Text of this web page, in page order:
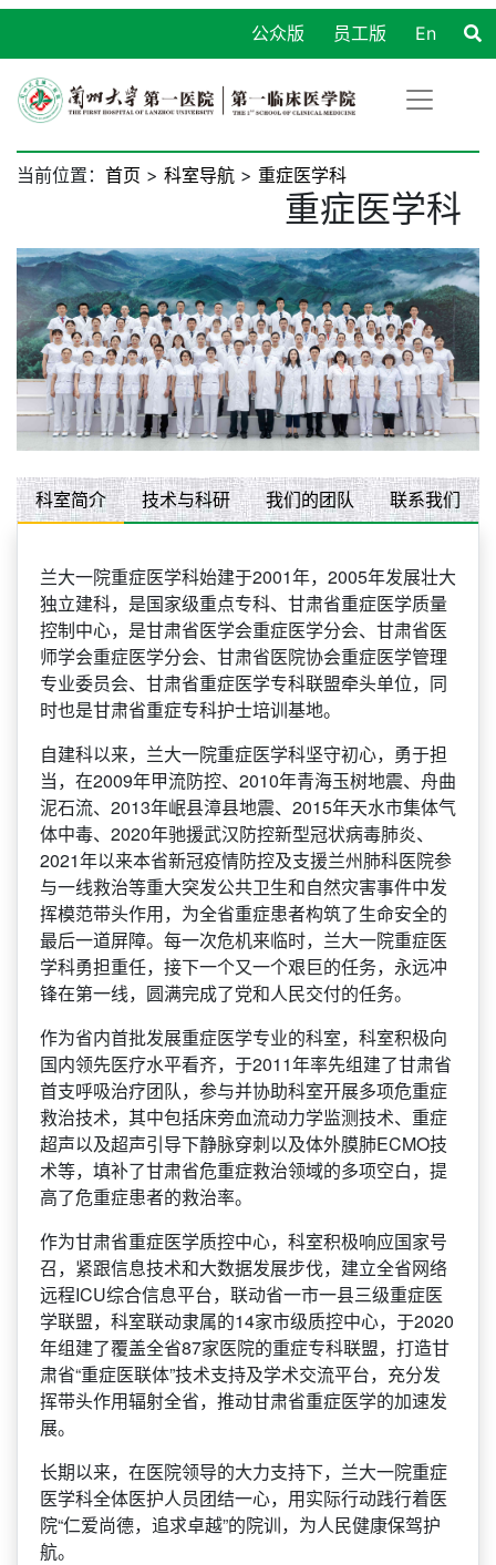
En
员工版
公众版
当前位置： 首页 > 科室导航 > 重症医学科
重症医学科
科室简介 技术与科研 我们的团队 联系我们
兰大一院重症医学科始建于2001年，2005年发展壮大
独立建科，是国家级重点专科、甘肃省重症医学质量
控制中心，是甘肃省医学会重症医学分会、甘肃省医
师学会重症医学分会、甘肃省医院协会重症医学管理
专业委员会、甘肃省重症医学专科联盟牵头单位，同
时也是甘肃省重症专科护士培训基地。
自建科以来，兰大一院重症医学科坚守初心，勇于担
当，在2009年甲流防控、2010年青海玉树地震、舟曲
泥石流、2013年岷县漳县地震、2015年天水市集体气
体中毒、2020年驰援武汉防控新型冠状病毒肺炎、
2021年以来本省新冠疫情防控及支援兰州肺科医院参
与一线救治等重大突发公共卫生和自然灾害事件中发
挥模范带头作用，为全省重症患者构筑了生命安全的
最后一道屏障。每一次危机来临时，兰大一院重症医
学科勇担重任，接下一个又一个艰巨的任务，永远冲
锋在第一线，圆满完成了党和人民交付的任务。
作为省内首批发展重症医学专业的科室，科室积极向
国内领先医疗水平看齐，于2011年率先组建了甘肃省
首支呼吸治疗团队，参与并协助科室开展多项危重症
救治技术，其中包括床旁血流动力学监测技术、 重症
超声以及超声引导下静脉穿刺以及体外膜肺ECMO技
术等，填补了甘肃省危重症救治领域的多项空白，提
高了危重症患者的救治率。
作为甘肃省重症医学质控中心，科室积极响应国家号
召，紧跟信息技术和大数据发展步伐，建立全省网络
远程ICU综合信息平台，联动省一市一县三级重症医
学联盟，科室联动隶属的14家市级质控中心，于2020
年组建了覆盖全省87家医院的重症专科联盟，打造甘
肃省“重症医联体”技术支持及学术交流平台，充分发
挥带头作用辐射全省，推动甘肃省重症医学的加速发
展。
长期以来，在医院领导的大力支持下，兰大一院重症
医学科全体医护人员团结一心，用实际行动践行着医
院“仁爱尚德，追求卓越”的院训，为人民健康保驾护
航。